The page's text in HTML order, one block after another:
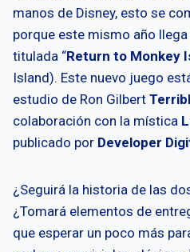
manos de Disney, esto se
porque este mismo año
titulada “Return to Monkey
Island). Este nuevo juego
estudio de Ron Gilbert
colaboración con la mística
publicado por Developer
¿Seguirá la historia de las
¿Tomará elementos de
que esperar un poco más